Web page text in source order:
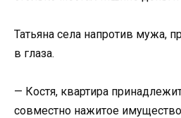
Татьяна села напротив мужа,
в глаза.
— Костя, квартира
совместно нажитое